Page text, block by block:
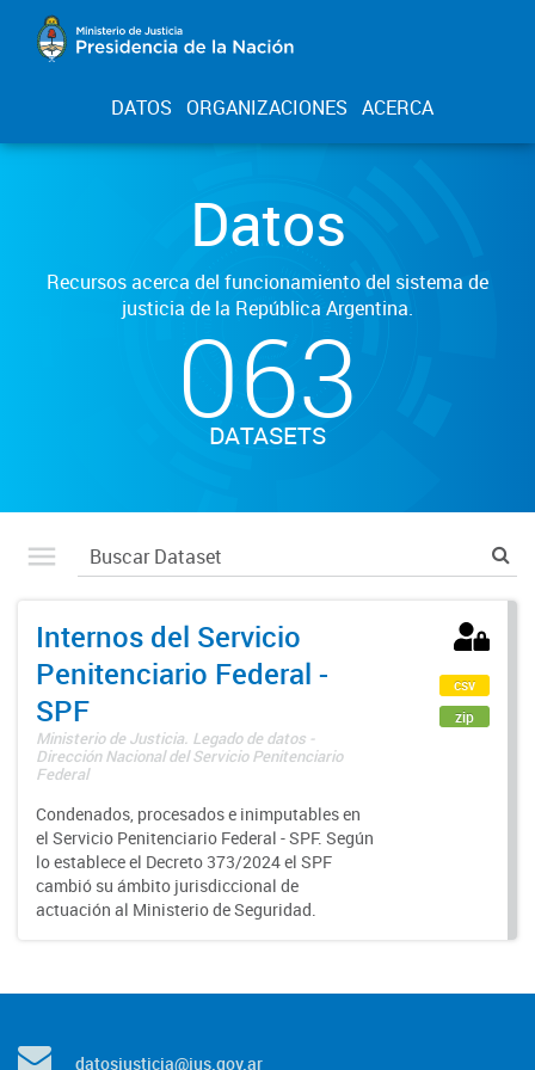
DATOS ORGANIZACIONES ACERCA
Datos
Recursos acerca del funcionamiento del sistema de
justicia de la República Argentina.
063
DATASETS
Internos del Servicio
Penitenciario Federal -
SPF
Ministerio de Justicia. Legado de datos -
Dirección Nacional del Servicio Penitenciario
Federal
Condenados, procesados e inimputables en
el Servicio Penitenciario Federal - SPF. Según
lo establece el Decreto 373/2024 el SPF
cambió su ámbito jurisdiccional de
actuación al Ministerio de Seguridad.
csv
zip
datosjusticia@jus.gov.ar